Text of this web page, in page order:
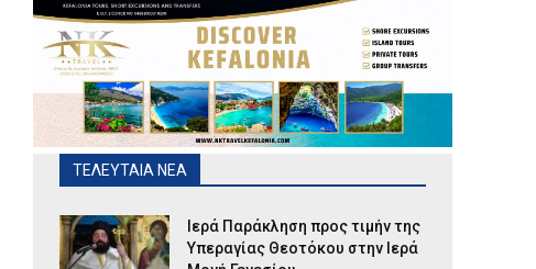
ΤΕΛΕΥΤΑΙΑ ΝΕΑ
Ιερά Παράκληση προς τιμήν της
Υπεραγίας Θεοτόκου στην Ιερά